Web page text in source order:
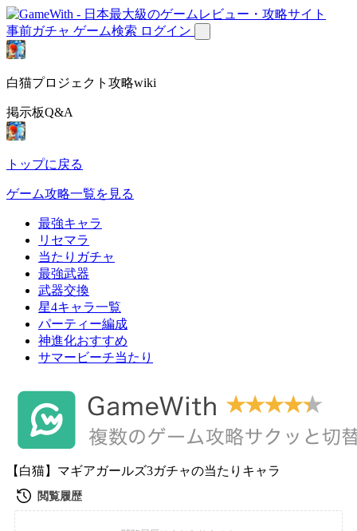
事前ガチャ ゲーム検索 ログイン
白猫プロジェクト攻略wiki
掲示板Q&A
トップに戻る
ゲーム攻略一覧を見る
最強キャラ
リセマラ
当たりガチャ
最強武器
武器交換
星4キャラ一覧
パーティー編成
神進化おすすめ
サマービーチ当たり
【白猫】マギアガールズ3ガチャの当たりキャラ